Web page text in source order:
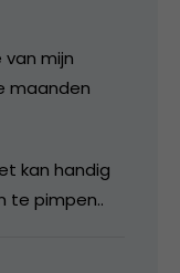
mijn
maanden
kan handig
te pimpen..